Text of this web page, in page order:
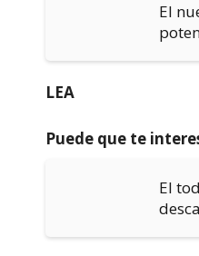
El
LEA
Puede que te
El